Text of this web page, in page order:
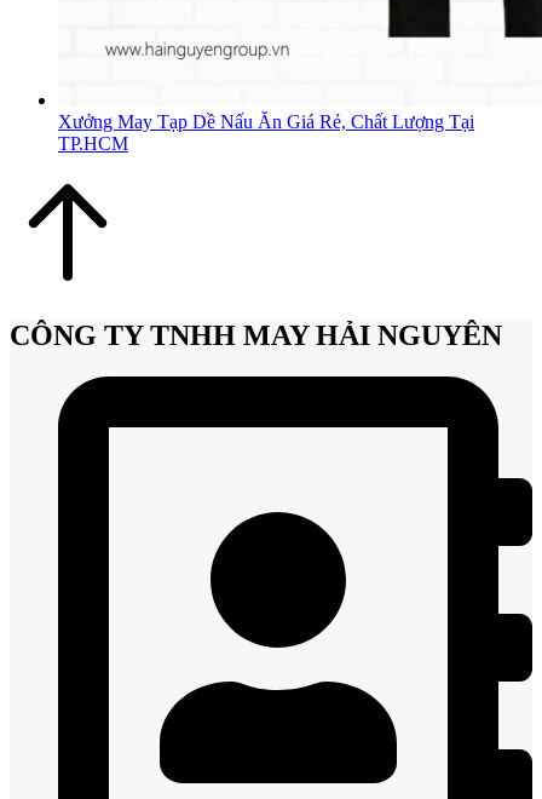
Xưởng May Tạp Dề Nấu Ăn Giá Rẻ, Chất Lượng Tại
TP.HCM
CÔNG TY TNHH MAY HẢI NGUYÊN